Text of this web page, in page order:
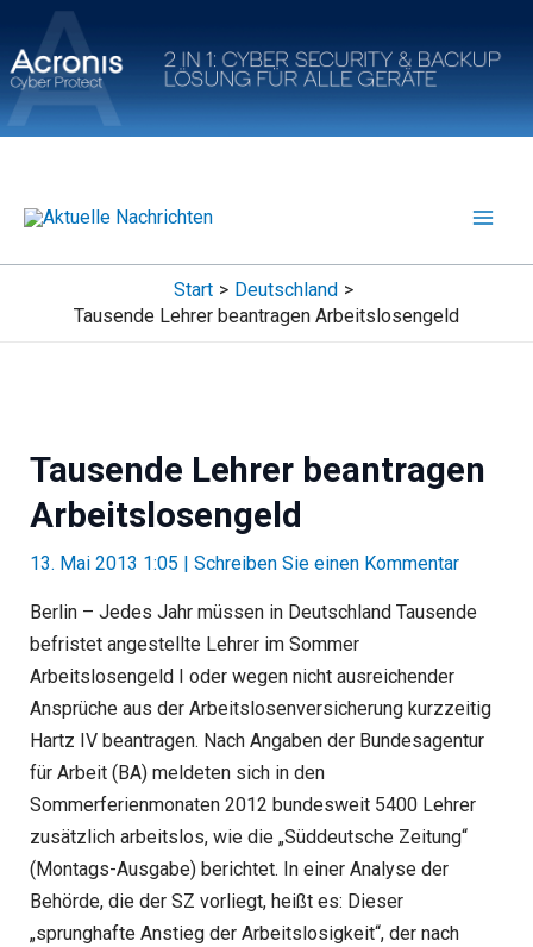
Inhalt
springen
Start
Deutschland
Tausende Lehrer beantragen Arbeitslosengeld
Tausende Lehrer beantragen
Arbeitslosengeld
13. Mai 2013 1:05 Schreiben Sie einen Kommentar
Berlin – Jedes Jahr müssen in Deutschland Tausende
befristet angestellte Lehrer im Sommer
Arbeitslosengeld I oder wegen nicht ausreichender
Ansprüche aus der Arbeitslosenversicherung kurzzeitig
Hartz IV beantragen. Nach Angaben der Bundesagentur
für Arbeit (BA) meldeten sich in den
Sommerferienmonaten 2012 bundesweit 5400 Lehrer
zusätzlich arbeitslos, wie die „Süddeutsche Zeitung“
(Montags-Ausgabe) berichtet. In einer Analyse der
Behörde, die der SZ vorliegt, heißt es: Dieser
„sprunghafte Anstieg der Arbeitslosigkeit“, der nach